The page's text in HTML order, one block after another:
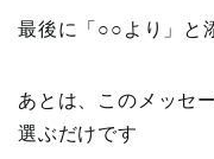
最後に「○○より」と
あとは、このメッセ
選ぶだけです